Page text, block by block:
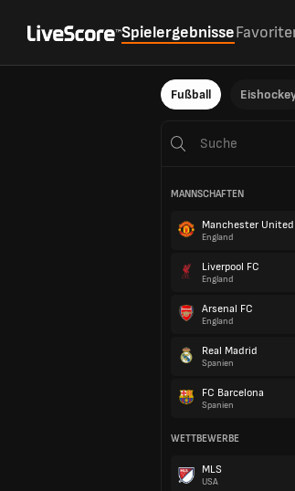
Spielergebnisse
Fußball
MANNSCHAFTEN
Manchester United
England
Liverpool FC
England
Arsenal FC
England
Real Madrid
Spanien
FC Barcelona
Spanien
WETTBEWERBE
MLS
USA